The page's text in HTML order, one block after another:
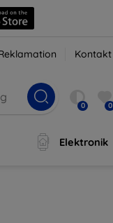
Kontakt
0 0
Elektronik